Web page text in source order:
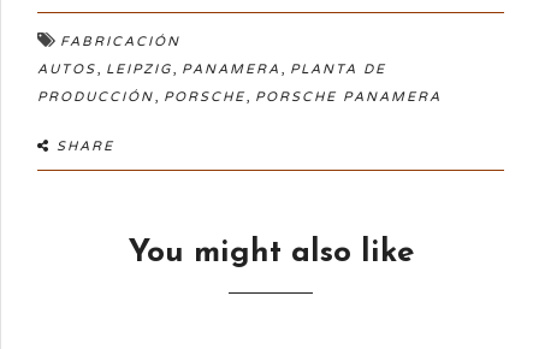
FABRICACIÓN
AUTOS, LEIPZIG, PANAMERA , PLANTA DE
PRODUCCIÓN, PORSCHE, PORSCHE PANAMERA
SHARE
You might also like